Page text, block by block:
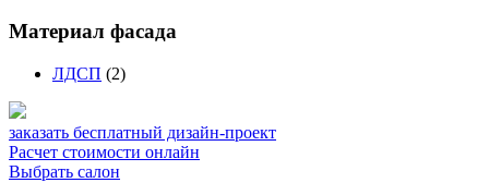
Материал фасада
ЛДСП (2)
заказать бесплатный дизайн-проект
Расчет стоимости онлайн
Выбрать салон